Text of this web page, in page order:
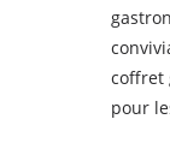
coffret
pour